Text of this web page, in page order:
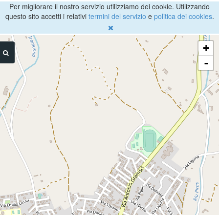
Per migliorare il nostro servizio utilizziamo dei cookie. Utilizzando
questo sito accetti i relativi termini del servizio e politica dei cookies.
+
-